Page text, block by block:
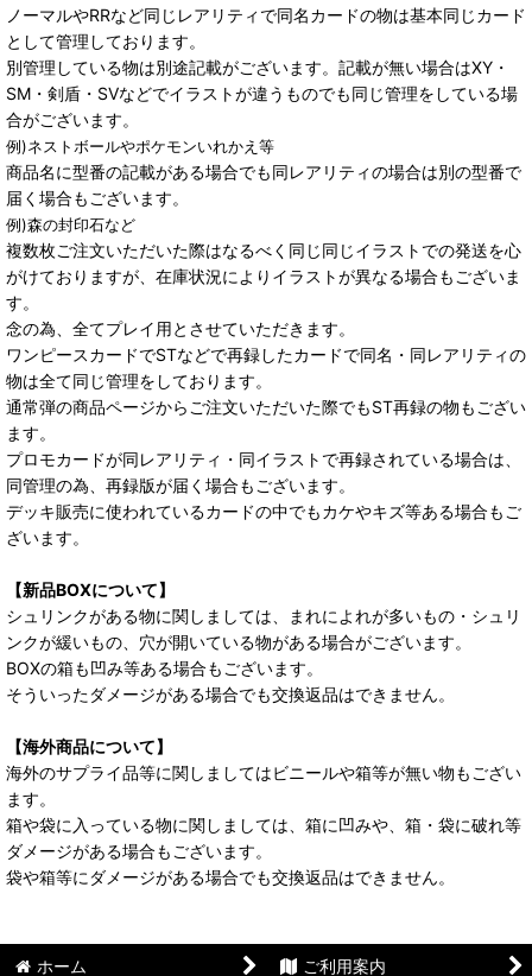
ノーマルやRRなど同じレアリティで同名カードの物は基本同じカード
として管理しております。
別管理している物は別途記載がございます。記載が無い場合はXY・
SM・剣盾・SVなどでイラストが違うものでも同じ管理をしている場
合がございます。
例)ネストボールやポケモンいれかえ等
商品名に型番の記載がある場合でも同レアリティの場合は別の型番で
届く場合もございます。
例)森の封印石など
複数枚ご注文いただいた際はなるべく同じ同じイラストでの発送を心
がけておりますが、在庫状況によりイラストが異なる場合もございま
す。
念の為、全てプレイ用とさせていただきます。
ワンピースカードでSTなどで再録したカードで同名・同レアリティの
物は全て同じ管理をしております。
通常弾の商品ページからご注文いただいた際でもST再録の物もござい
ます。
プロモカードが同レアリティ・同イラストで再録されている場合は、
同管理の為、再録版が届く場合もございます。
デッキ販売に使われているカードの中でもカケやキズ等ある場合もご
ざいます。
【新品BOXについて】
シュリンクがある物に関しましては、まれによれが多いもの・シュリ
ンクが緩いもの、穴が開いている物がある場合がございます。
BOXの箱も凹み等ある場合もございます。
そういったダメージがある場合でも交換返品はできません。
【海外商品について】
海外のサプライ品等に関しましてはビニールや箱等が無い物もござい
ます。
箱や袋に入っている物に関しましては、箱に凹みや、箱・袋に破れ等
ダメージがある場合もございます。
袋や箱等にダメージがある場合でも交換返品はできません。
ホーム ご利用案内